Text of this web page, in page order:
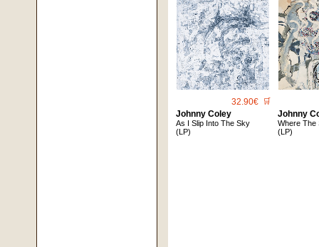
32.90€ 🛒
Johnny Coley
As I Slip Into The Sky
(LP)
Johnny
Where The
(LP)